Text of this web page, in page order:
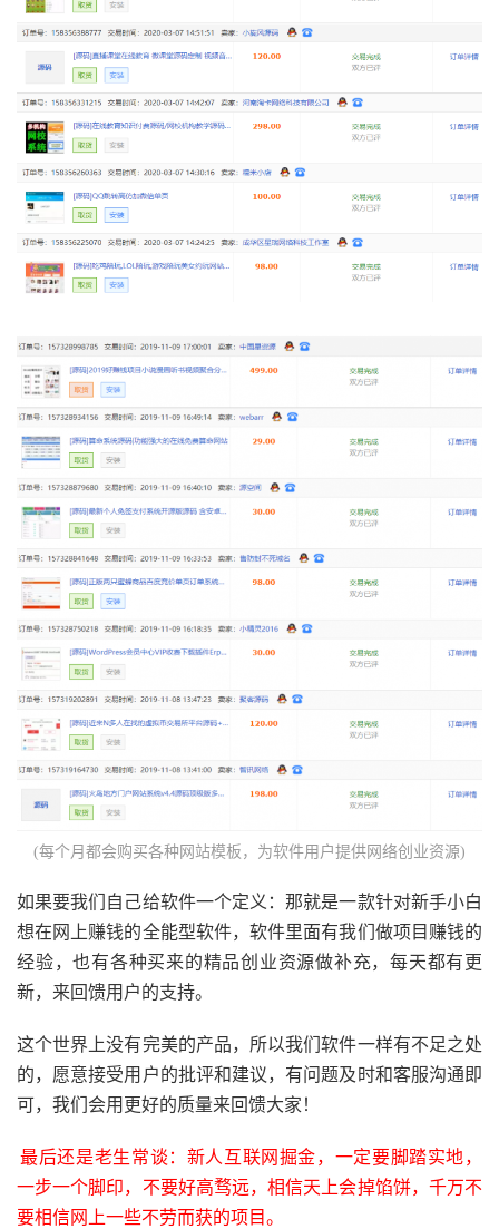
(每个月都会购买各种网站模板，为软件用户提供网络创业资源)
如果要我们自己给软件一个定义：那就是一款针对新手小白
想在网上赚钱的全能型软件，软件里面有我们做项目赚钱的
经验，也有各种买来的精品创业资源做补充，每天都有更
新，来回馈用户的支持。
这个世界上没有完美的产品，所以我们软件一样有不足之处
的，愿意接受用户的批评和建议，有问题及时和客服沟通即
可，我们会用更好的质量来回馈大家！
最后还是老生常谈：新人互联网掘金，一定要脚踏实地，
一步一个脚印，不要好高骛远，相信天上会掉馅饼，千万不
要相信网上一些不劳而获的项目。